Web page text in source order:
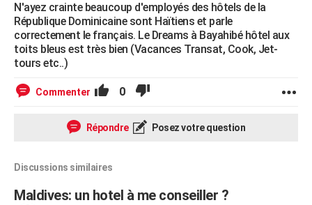
N'ayez crainte beaucoup d'employés des hôtels de la
République Dominicaine sont Haïtiens et parle
correctement le français. Le Dreams à Bayahibé hôtel aux
toits bleus est très bien (Vacances Transat, Cook, Jet-
tours etc..)
Commenter 0
Répondre Posez votre question
Discussions similaires
Maldives: un hotel à me conseiller ?